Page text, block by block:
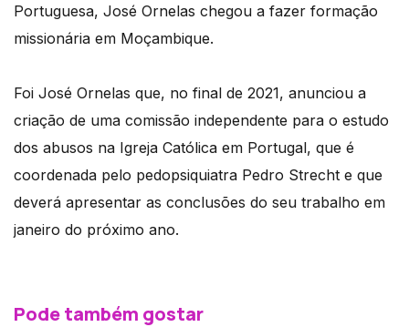
Portuguesa, José Ornelas chegou a fazer formação
missionária em Moçambique.
Foi José Ornelas que, no final de 2021, anunciou a
criação de uma comissão independente para o estudo
dos abusos na Igreja Católica em Portugal, que é
coordenada pelo pedopsiquiatra Pedro Strecht e que
deverá apresentar as conclusões do seu trabalho em
janeiro do próximo ano.
Pode também gostar